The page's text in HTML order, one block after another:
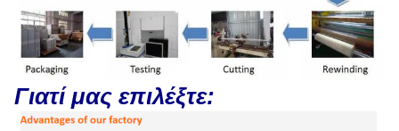
Γιατί μας επιλέξτε: